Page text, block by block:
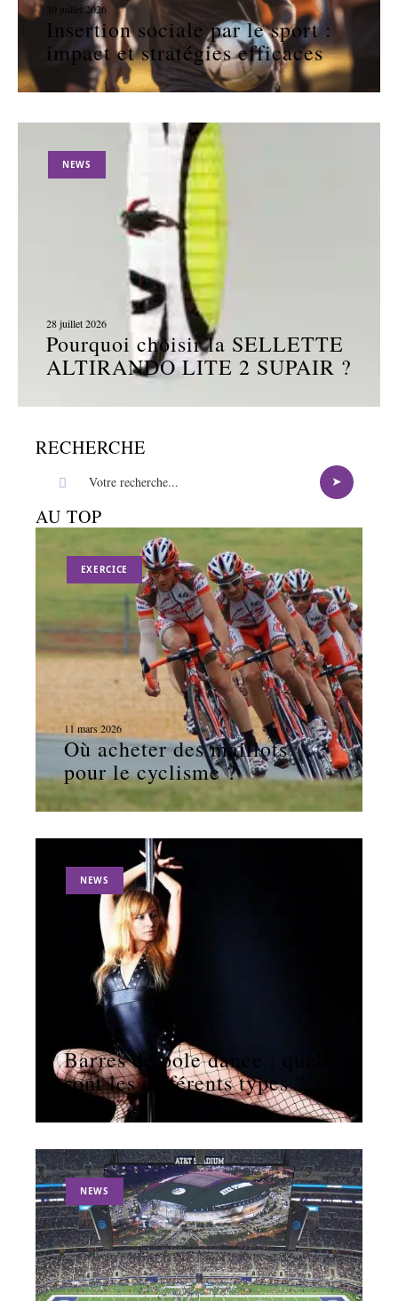
30 juillet 2026
Insertion sociale par le sport :
impact et stratégies efficaces
NEWS
28 juillet 2026
Pourquoi choisir la SELLETTE
ALTIRANDO LITE 2 SUPAIR ?
RECHERCHE
AU TOP
EXERCICE
11 mars 2026
Où acheter des maillots
pour le cyclisme ?
NEWS
Barres de pole dance : quels
sont les différents types ?
NEWS